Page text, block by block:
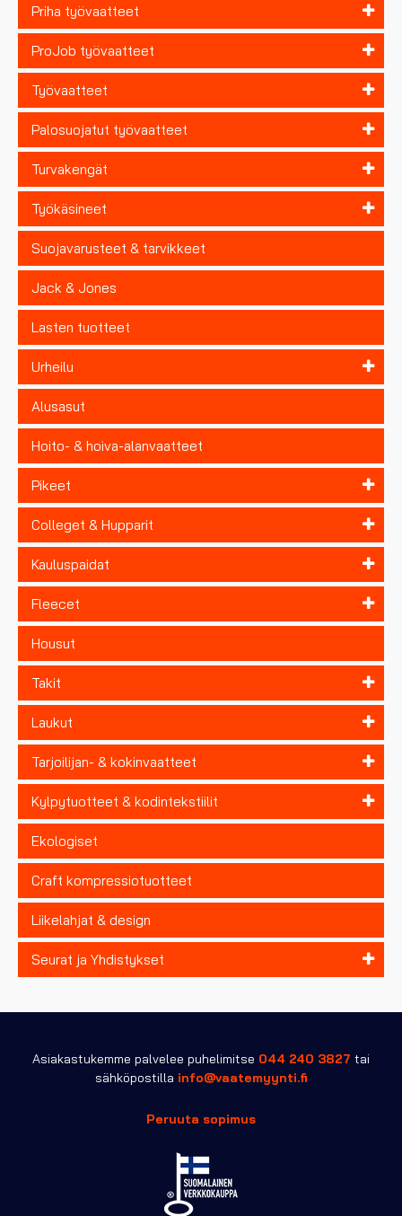
Priha työvaatteet
ProJob työvaatteet
Työvaatteet
Palosuojatut työvaatteet
Turvakengät
Työkäsineet
Suojavarusteet & tarvikkeet
Jack & Jones
Lasten tuotteet
Urheilu
Alusasut
Hoito- & hoiva-alanvaatteet
Pikeet
Colleget & Hupparit
Kauluspaidat
Fleecet
Housut
Takit
Laukut
Tarjoilijan- & kokinvaatteet
Kylpytuotteet & kodintekstiilit
Ekologiset
Craft kompressiotuotteet
Liikelahjat & design
Seurat ja Yhdistykset
Asiakastukemme palvelee puhelimitse 044 240 3827 tai
sähköpostilla info@vaatemyynti.fi
Peruuta sopimus